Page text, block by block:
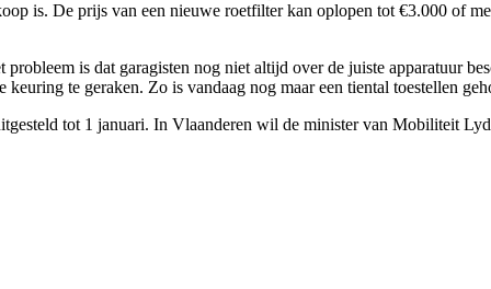
is. De prijs van een nieuwe roetfilter kan oplopen tot €3.000 of
is dat garagisten nog niet altijd over de juiste apparatuur
te geraken. Zo is vandaag nog maar een tiental toestellen
tot 1 januari. In Vlaanderen wil de minister van Mobiliteit